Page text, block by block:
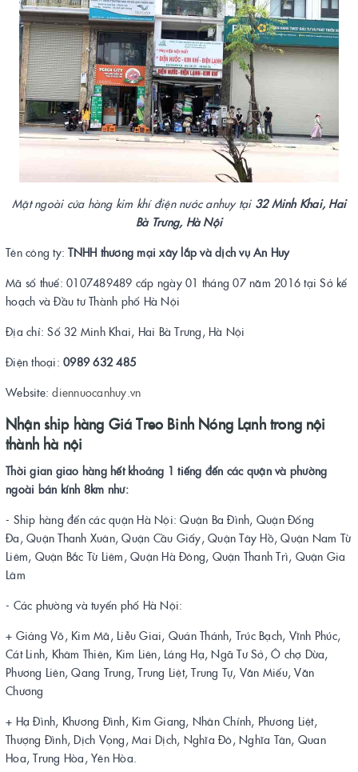
Mặt ngoài cửa hàng kim khí điện nước anhuy tại 32 Minh Khai, Hai
Bà Trưng, Hà Nội
Tên công ty:TNHH thương mại xây lắp và dịch vụ An Huy
Mã số thuế: 0107489489 cấp ngày 01 tháng 07 năm 2016 tại Sở kế
hoạch và Đầu tư Thành phố Hà Nội
Địa chỉ: Số 32 Minh Khai, Hai Bà Trưng, Hà Nội
Điện thoại: 0989 632 485
Website:diennuocanhuy.vn
Nhận ship hàng Giá Treo Binh Nóng Lạnh trong nội
thành hà nội
Thời gian giao hàng hết khoảng 1 tiếng đến các quận và phường
ngoài bán kính 8km như:
- Ship hàng đến các quận Hà Nội: Quận Ba Đình, Quận Đống
Đa, Quận Thanh Xuân, Quận Cầu Giấy, Quận Tây Hồ, Quận Nam Từ
Liêm, Quận Bắc Từ Liêm, Quận Hà Đông, Quận Thanh Trì, Quận Gia
Lâm
- Các phường và tuyến phố Hà Nội:
+ Giảng Võ, Kim Mã, Liễu Giai, Quán Thánh, Trúc Bạch, Vĩnh Phúc,
Cát Linh, Khâm Thiên, Kim Liên, Láng Hạ, Ngã Tư Sở, Ô chợ Dừa,
Phương Liên, Qang Trung, Trung Liệt, Trung Tự, Văn Miếu, Văn
Chương
+ Hạ Đình, Khương Đình, Kim Giang, Nhân Chính, Phương Liệt,
Thượng Đình, Dịch Vọng, Mai Dịch, Nghĩa Đô, Nghĩa Tân, Quan
Hoa, Trung Hòa, Yên Hòa.